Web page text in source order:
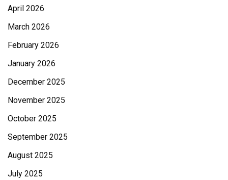
April 2026
March 2026
February 2026
January 2026
December 2025
November 2025
October 2025
September 2025
August 2025
July 2025